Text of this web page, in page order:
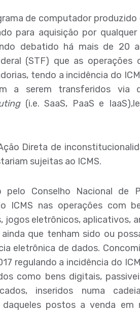
de computador produzido
para aquisição por
debatido há mais de 20
(STF) que as
tendo a incidência do
a serem transferidos via
(i.e. SaaS, PaaS e
Direta de
sujeitas ao ICMS.
pelo Conselho Nacional de
ICMS nas operações com
eletrônicos, aplicativos,
que tenham sido ou
eletrônica de dados.
regulando a incidência do
como bens digitais,
inseridos numa
postos a venda em